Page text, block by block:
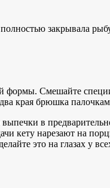
закрывала
формы. Смешайте
края брюшка
в
кету нарезают на
это на глазах у